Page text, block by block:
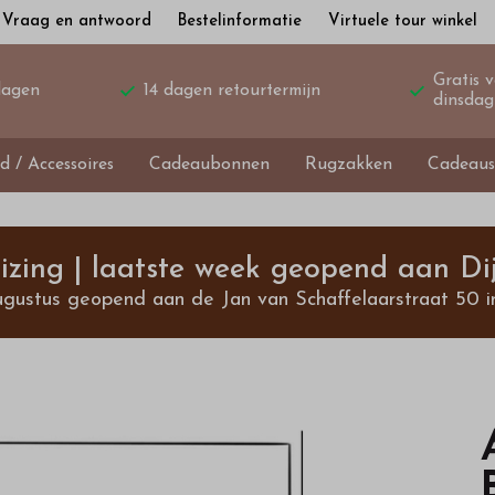
Vraag en antwoord Bestelinformatie Virtuele tour winkel
14 dagen retourtermijn
Gratis
/ Accessoires Cadeaubonnen Rugzakken Cadeaus
| laatste week geopend aan
geopend aan de Jan van Schaffelaarstraat 50